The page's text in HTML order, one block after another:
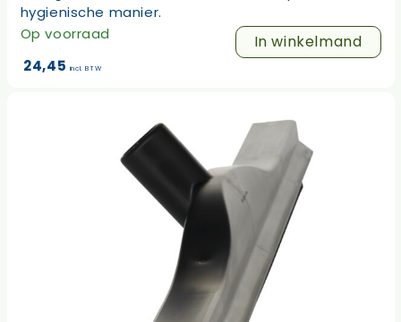
hygienische manier.
Op voorraad
In winkelmand
24,45 incl. BTW